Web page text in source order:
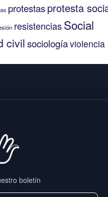
protestasprotesta
resistenciasSocial
civilsociologíaviolencia
boletín